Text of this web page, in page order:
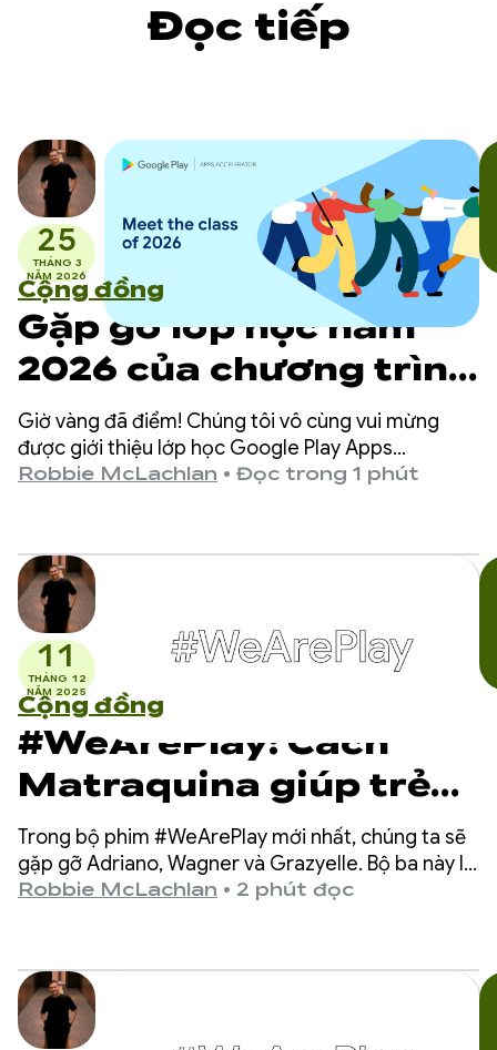
Đọc tiếp
25
THÁNG 3
NĂM 2026
Cộng đồng
Gặp gỡ lớp học năm
2026 của chương trình
Google Play Apps
Accelerator
Giờ vàng đã điểm! Chúng tôi vô cùng vui mừng
được giới thiệu lớp học Google Play Apps
Accelerator năm 2026.
Robbie McLachlan • Đọc trong 1 phút
11
THÁNG 12
NĂM 2025
Cộng đồng
#WeArePlay: Cách
Matraquina giúp trẻ
không nói được giao
tiếp
Trong bộ phim #WeArePlay mới nhất, chúng ta sẽ
gặp gỡ Adriano, Wagner và Grazyelle. Bộ ba này là
những người phát triển Matraquinha, một ứng
Robbie McLachlan • 2 phút đọc